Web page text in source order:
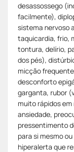
desassossego
facilmente),
sistema nervoso
taquicardia, frio,
tontura, delírio,
dos pés),
micção
desconforto
garganta, rubor
muito rápidos
ansiedade,
pressentimento
para si mesmo
hiperalerta que